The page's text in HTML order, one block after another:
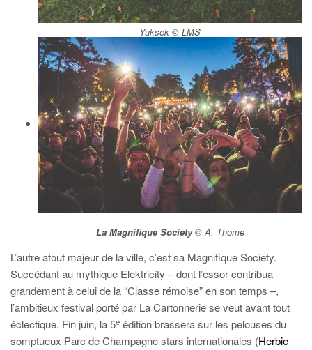
Yuksek © LMS
La Magnifique Society© A. Thome
L’autre atout majeur de la ville, c’est sa Magnifique Society.
Succédant au mythique Elektricity – dont l’essor contribua
grandement à celui de la “Classe rémoise” en son temps –,
l’ambitieux festival porté par La Cartonnerie se veut avant tout
éclectique. Fin juin, la 5e édition brassera sur les pelouses du
somptueux Parc de Champagne stars internationales (Herbie